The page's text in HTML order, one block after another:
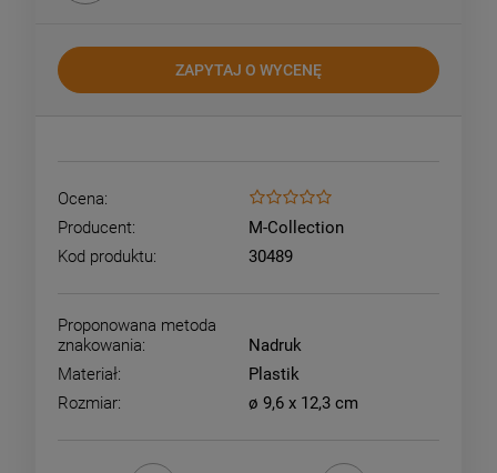
ZAPYTAJ O WYCENĘ
Ocena:
Producent:
M-Collection
Kod produktu:
30489
Proponowana metoda
znakowania:
Nadruk
Materiał:
Plastik
Rozmiar:
ø 9,6 x 12,3 cm